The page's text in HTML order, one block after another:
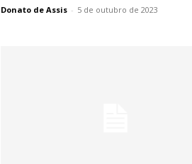
Donato de Assis - 5 de outubro de 2023